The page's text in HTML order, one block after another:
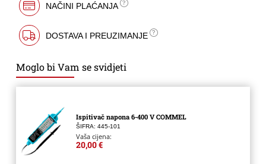
NAČINI PLAĆANJA
DOSTAVA I PREUZIMANJE
Moglo bi Vam se svidjeti
Ispitivač napona 6-400 V COMMEL
ŠIFRA: 445-101
Vaša cijena:
20,00 €